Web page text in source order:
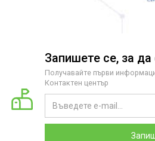
Запишете се, за
Получавайте първи
Контактен център